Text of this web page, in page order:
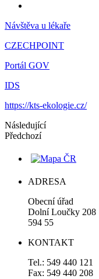
Návštěva u lékaře
CZECHPOINT
Portál GOV
IDS
https://kts-ekologie.cz/
Následující
Předchozí
ADRESA
Obecní úřad
Dolní Loučky 208
594 55
KONTAKT
Tel.: 549 440 121
Fax: 549 440 208